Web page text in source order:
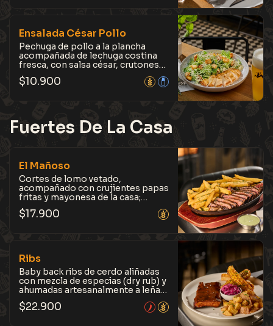
Ensalada César Pollo
Pechuga de pollo a la plancha
acompañada de lechuga costina
fresca, con salsa césar, crutones
dorados y queso pecorino
romano. Equilibrio perfecto entre
$10.900
Fuertes De La Casa
El Mañoso
Cortes de lomo vetado,
acompañado con crujientes papas
fritas y mayonesa de la casa;
cambia las papas fritas por una
ensalada clásica. Un plato
$17.900
Ribs
Baby back ribs de cerdo aliñadas
con mezcla de especias (dry rub) y
ahumadas artesanalmente a leña
de roble con salsa barbecue
clásica, acompañadas con papas
$22.900